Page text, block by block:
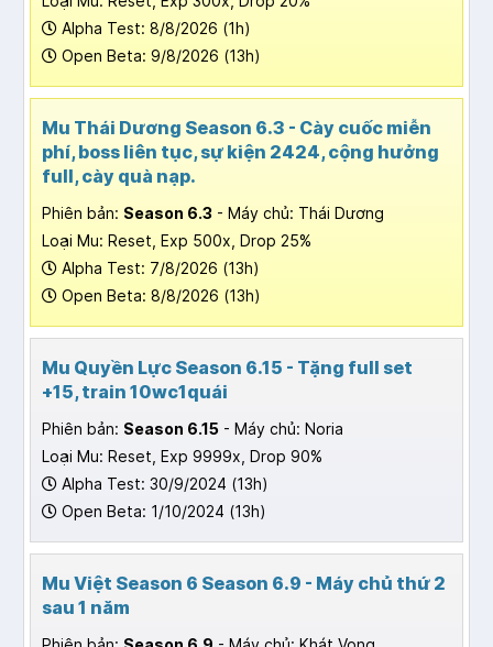
Alpha Test: 8/8/2026 (1h)
Open Beta: 9/8/2026 (13h)
Mu Thái Dương Season 6.3 - Cày cuốc miễn
phí, boss liên tục, sự kiện 2424, cộng hưởng
full, cày quà nạp.
Phiên bản: Season 6.3 - Máy chủ: Thái Dương
Loại Mu: Reset, Exp 500x, Drop 25%
Alpha Test: 7/8/2026 (13h)
Open Beta: 8/8/2026 (13h)
Mu Quyền Lực Season 6.15 - Tặng full set
+15, train 10wc1quái
Phiên bản: Season 6.15 - Máy chủ: Noria
Loại Mu: Reset, Exp 9999x, Drop 90%
Alpha Test: 30/9/2024 (13h)
Open Beta: 1/10/2024 (13h)
Mu Việt Season 6 Season 6.9 - Máy chủ thứ 2
sau 1 năm